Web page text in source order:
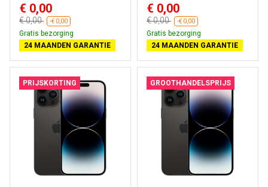
€ 0,00
€ 0,00 -€ 0,00
Gratis bezorging
24 MAANDEN GARANTIE
€ 0,00
€ 0,00 -€ 0,00
Gratis bezorging
24 MAANDEN GARANTIE
PRIJSKORTING GROOTHANDELSPRIJS